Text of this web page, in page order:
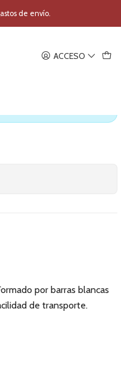
ACCESO
de envío.
TL25W
por barras blancas
de transporte.